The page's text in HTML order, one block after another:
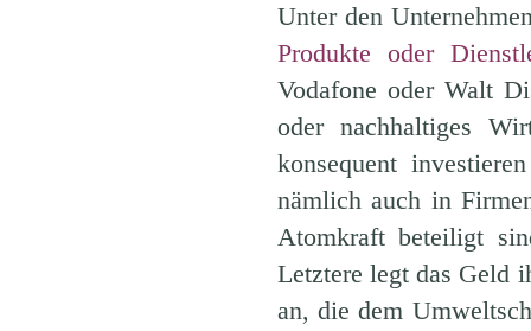
Unter den
Produkte oder
Vodafone oder Walt
oder nachhaltiges
konsequent
nämlich auch in
Atomkraft beteiligt
Letztere legt das Geld
an, die dem